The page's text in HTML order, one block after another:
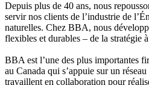
Depuis plus de 40 ans, nous
servir nos clients de l’industrie de
naturelles. Chez BBA, nous
flexibles et durables – de la stratégie
BBA est l’une des plus importantes
au Canada qui s’appuie sur un
travaillent en collaboration pour